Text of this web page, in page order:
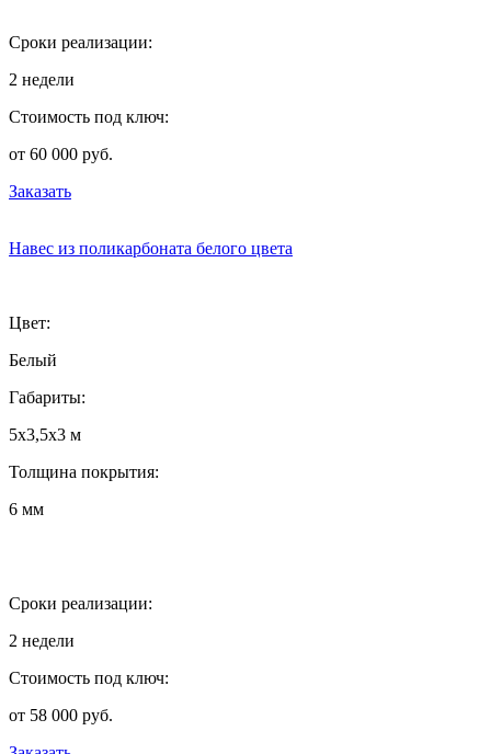
Сроки реализации:
2 недели
Стоимость под ключ:
от 60 000 руб.
Заказать
Навес из поликарбоната белого цвета
Цвет:
Белый
Габариты:
5х3,5х3 м
Толщина покрытия:
6 мм
Сроки реализации:
2 недели
Стоимость под ключ:
от 58 000 руб.